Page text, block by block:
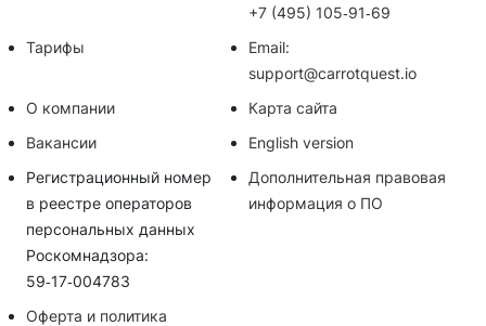
+7 (495) 105‑91‑69
Тарифы
Email:
support@carrotquest.io
О компании
Карта сайта
Вакансии
English version
Регистрационный номер
в реестре операторов
персональных данных
Роскомнадзора:
59‑17‑004783
Дополнительная правовая
информация о ПО
Оферта и политика